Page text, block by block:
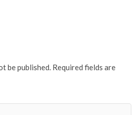
be published. Required fields are